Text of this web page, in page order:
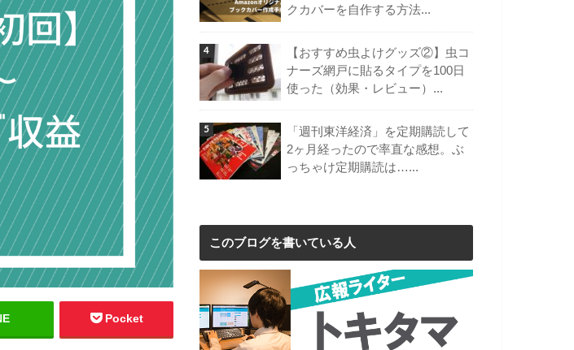
Pocket
クカバーを自作する方法...
【おすすめ虫よけグッズ②】虫コ
ナーズ網戸に貼るタイプを100日
使った（効果・レビュー）...
「週刊東洋経済」を定期購読して
2ヶ月経ったので率直な感想。ぶ
っちゃけ定期購読は…...
このブログを書いている人